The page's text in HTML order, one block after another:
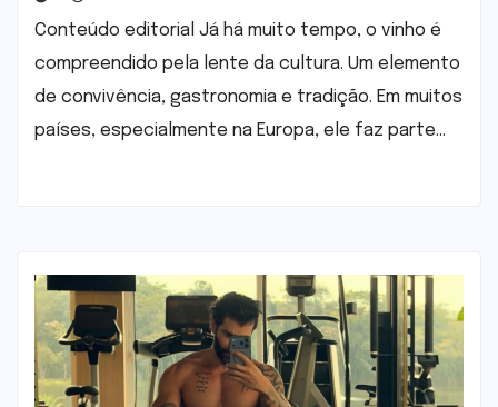
Conteúdo editorial Já há muito tempo, o vinho é
compreendido pela lente da cultura. Um elemento
de convivência, gastronomia e tradição. Em muitos
países, especialmente na Europa, ele faz parte…